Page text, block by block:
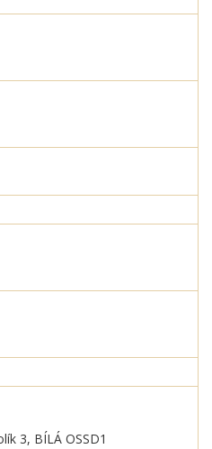
3, BÍLÁ OSSD1